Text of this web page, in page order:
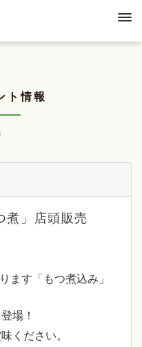
ト情報
」店頭販売
ます「もつ煮込み」
場！
ください。